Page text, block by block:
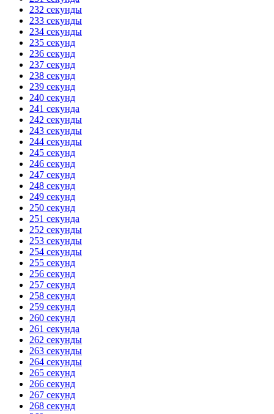
232 секунды
233 секунды
234 секунды
235 секунд
236 секунд
237 секунд
238 секунд
239 секунд
240 секунд
241 секунда
242 секунды
243 секунды
244 секунды
245 секунд
246 секунд
247 секунд
248 секунд
249 секунд
250 секунд
251 секунда
252 секунды
253 секунды
254 секунды
255 секунд
256 секунд
257 секунд
258 секунд
259 секунд
260 секунд
261 секунда
262 секунды
263 секунды
264 секунды
265 секунд
266 секунд
267 секунд
268 секунд